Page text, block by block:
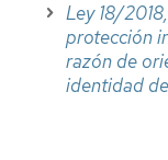
Ley 18/
protección
razón de
identidad